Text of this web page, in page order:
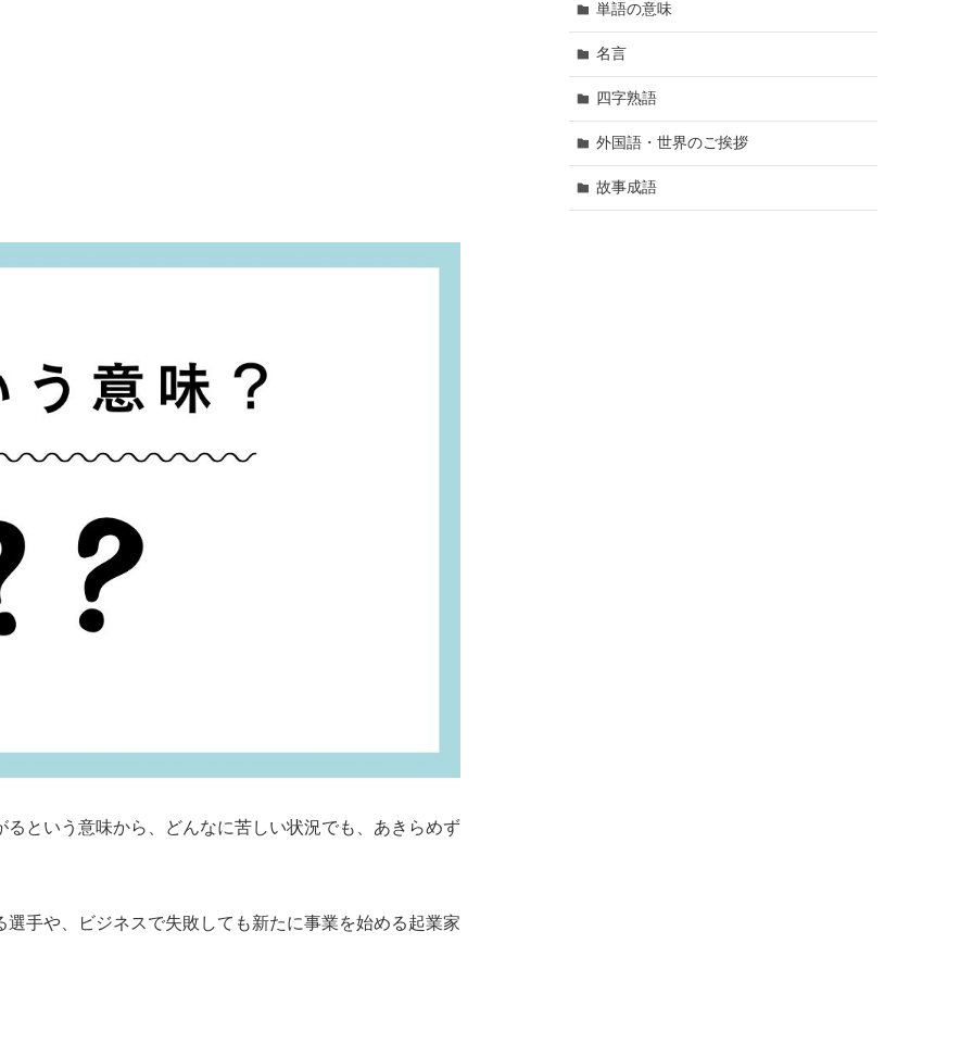
という意味から、どんなに苦しい状況でも、あきらめず
手や、ビジネスで失敗しても新たに事業を始める起業家
単語の意味
名言
四字熟語
外国語・世界のご挨拶
故事成語